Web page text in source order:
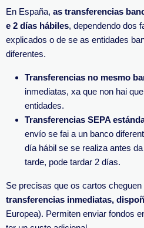
En España, as transferencias
e 2 días hábiles, dependendo dos
explicados o de se as entidades
diferentes.
Transferencias no mesmo
inmediatas, xa que non hai
entidades.
Transferencias SEPA
envío se fai a un banco
día hábil se se realiza antes
tarde, pode tardar 2 días.
Se precisas que os cartos cheguen
transferencias inmediatas,
Europea). Permiten enviar fondos